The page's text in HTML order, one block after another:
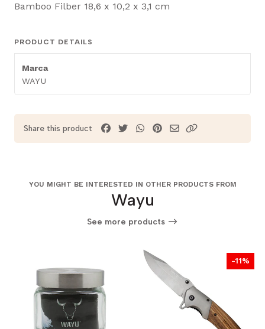
Bamboo Filber 18,6 x 10,2 x 3,1 cm
PRODUCT DETAILS
Marca
WAYU
Share this product
YOU MIGHT BE INTERESTED IN OTHER PRODUCTS FROM
Wayu
See more products
-11%